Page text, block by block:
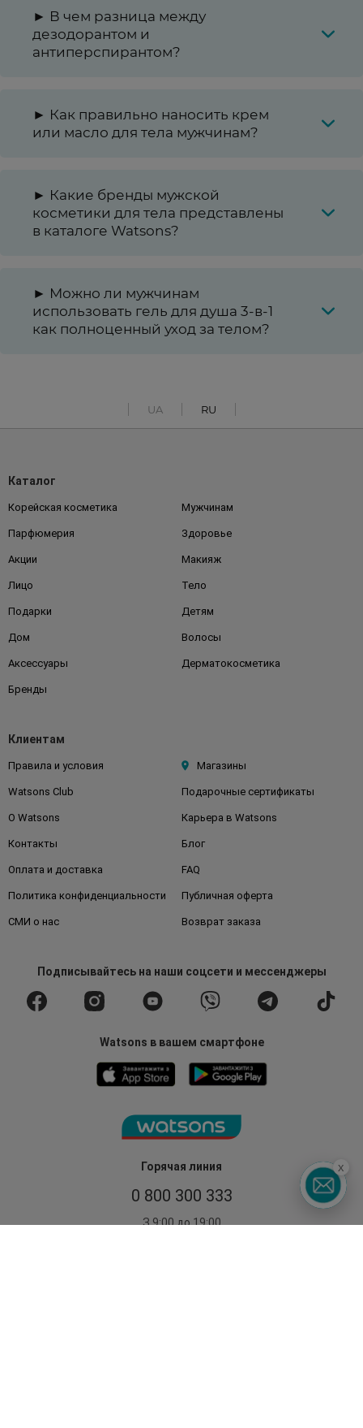
► В чем разница между
дезодорантом и
антиперспирантом?
► Как правильно наносить крем
или масло для тела мужчинам?
► Какие бренды мужской
косметики для тела представлены
в каталоге Watsons?
► Можно ли мужчинам
использовать гель для душа 3-в-1
как полноценный уход за телом?
UA RU
Горячая линия
0 800 300 333
З 9:00 до 19:00
Каталог
Корейская косметика Мужчинам
Парфюмерия Здоровье
Акции Макияж
Лицо Тело
Подарки Детям
Дом Волосы
Аксессуары Дерматокосметика
Бренды
Клиентам
Правила и условия Магазины
Watsons Club Подарочные сертификаты
О Watsons Карьера в Watsons
Контакты Блог
Оплата и доставка FAQ
Политика конфиденциальности Публичная оферта
СМИ о нас Возврат заказа
Подписывайтесьна наши соцсети и мессенджеры
Watsons в вашем смартфоне
x